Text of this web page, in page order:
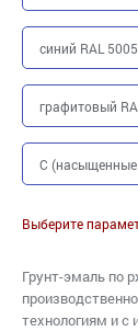
синий RAL 5005
графитовый
C
Выберите
Грунт-эмаль по
технологиям и